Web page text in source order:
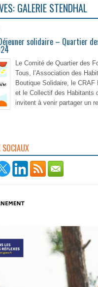
GALERIE STENDHAL
solidaire – Quartier
Le Comité de Quartier des
Tous, l’Association des
Boutique Solidaire, le
et le Collectif des Habitants
invitent à venir partager un
SOCIAUX